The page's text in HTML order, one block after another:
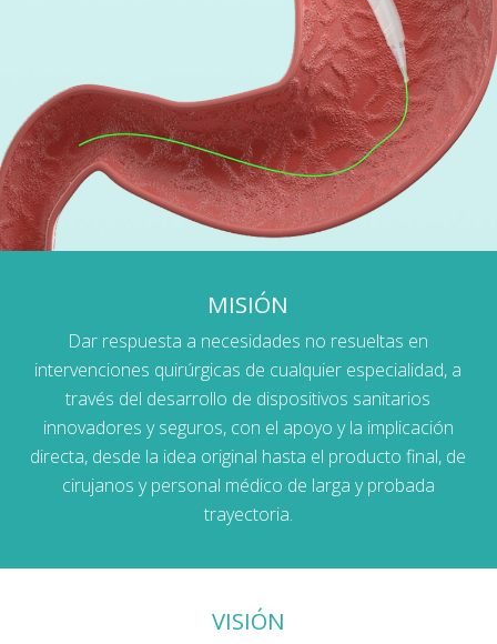
MISIÓN
Dar respuesta a necesidades no resueltas en
intervenciones quirúrgicas de cualquier especialidad, a
través del desarrollo de dispositivos sanitarios
innovadores y seguros, con el apoyo y la implicación
directa, desde la idea original hasta el producto final, de
cirujanos y personal médico de larga y probada
trayectoria.
VISIÓN